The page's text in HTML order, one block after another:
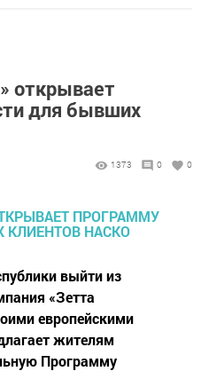
открывает
для бывших
1373 0 0
выйти из
«Зетта
европейскими
жителям
Программу